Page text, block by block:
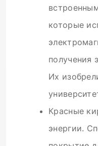
которые
получения
Их
Красные
энергии.